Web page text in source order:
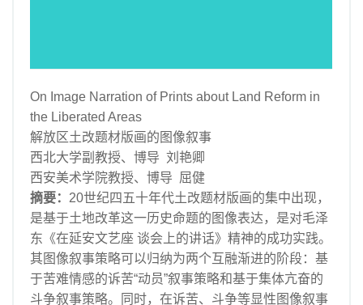
综艺文旅
摄影艺术
社会新闻
On Image Narration of Prints about Land Reform in
the Liberated Areas
解放区土改题材版画的图像叙事
西北大学副教授、博导 刘艳卿
西安美术学院教授、博导 屈健
摘要： 20世纪四五十年代土改题材版画的集中出现，
是基于土地改革这一历史命题的图像表达，是对毛泽
东《在延安文艺座 谈会上的讲话》精神的成功实践。
其图像叙事策略可以归纳为两个互融渐进的阶段：基
于苦难情感的诉苦“动员”叙事策略和基于集体亢奋的
斗争叙事策略。同时，在诉苦、斗争等显性图像叙事